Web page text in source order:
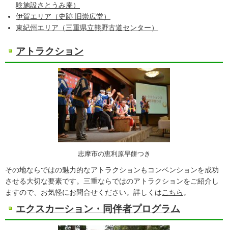
験施設さとうみ庵）
伊賀エリア（史跡 旧崇広堂）
東紀州エリア（三重県立熊野古道センター）
アトラクション
志摩市の恵利原早餅つき
その地ならではの魅力的なアトラクションもコンベンションを成功
させる大切な要素です。三重ならではのアトラクションをご紹介し
ますので、お気軽にお問合せください。詳しくはこちら 。
エクスカーション・同伴者プログラム